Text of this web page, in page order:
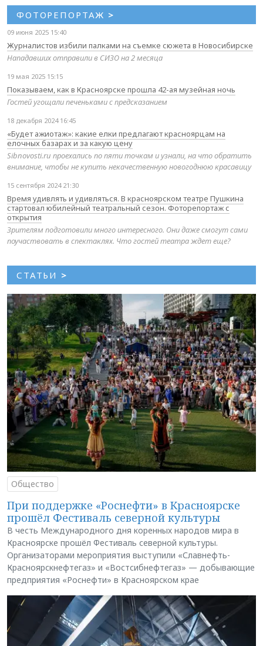
ФОТОРЕПОРТАЖ >
09 июня 2025 15:40
Журналистов избили палками на съемке сюжета в Новосибирске
Нападавших отправили в СИЗО на 2 месяца
19 мая 2025 15:15
Показываем, как в Красноярске прошла 42-ая музейная ночь
Гостей угощали печеньками с предсказанием
18 декабря 2024 16:45
«Будет ажиотаж»: какие елки предлагают красноярцам на
елочных базарах и за какую цену
Sibnovosti.ru проехались по пяти точкам и узнали, на что обратить
внимание, чтобы не купить некачественную новогоднюю красавицу
15 сентября 2024 21:30
Время удивлять и удивляться. В красноярском театре Пушкина
стартовал юбилейный театральный сезон. Фоторепортаж с
открытия
Зрителям подготовили много интересного. Они даже смогут сами
поучаствовать в спектаклях. Что гостей театра ждет еще?
СТАТЬИ >
Общество
При поддержке «Роснефти» в Красноярске
прошёл Фестиваль северной культуры
В честь Международного дня коренных народов мира в
Красноярске прошёл Фестиваль северной культуры.
Организаторами мероприятия выступили «Славнефть-
Красноярскнефтегаз» и «Востсибнефтегаз» — добывающие
предприятия «Роснефти» в Красноярском крае